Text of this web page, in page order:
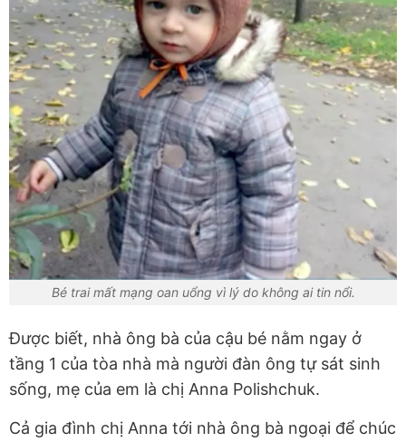
Bé trai mất mạng oan uổng vì lý do không ai tin nổi.
Được biết, nhà ông bà của cậu bé nằm ngay ở
tầng 1 của tòa nhà mà người đàn ông tự sát sinh
sống, mẹ của em là chị Anna Polishchuk.
Cả gia đình chị Anna tới nhà ông bà ngoại để chúc